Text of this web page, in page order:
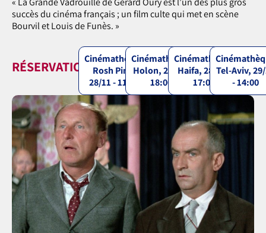
succès du cinéma français ; un film culte qui met en scène
Bourvil et Louis de Funès. »
RÉSERVATIONSCinémathèque
Rosh Pina,
28/11 - 11:00
Cinémathèque
Holon, 28/11 -
18:00
Cinémathèque
Haifa, 28/11 -
17:00
Tel-Aviv,
- 14:00